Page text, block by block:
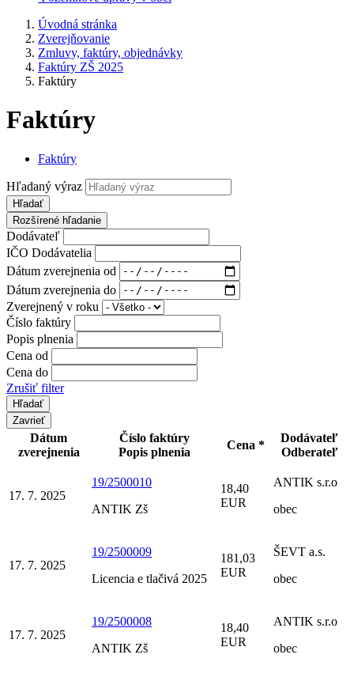
Úvodná stránka
Zverejňovanie
Zmluvy, faktúry, objednávky
Faktúry ZŠ 2025
Faktúry
Faktúry
Faktúry
Hľadaný výraz
Hľadať
Rozšírené hľadanie
Dodávateľ
IČO Dodávatelia
Dátum zverejnenia od
Dátum zverejnenia do
Zverejnený v roku
Číslo faktúry
Popis plnenia
Cena od
Cena do
Zrušiť filter
Zavrieť
Dátum
zverejnenia
Číslo faktúry
Popis plnenia
Cena *
Dodávateľ
Odberateľ
17. 7. 2025
19/2500010
ANTIK Zš
18,40
EUR
ANTIK s.r.o
obec
17. 7. 2025
19/2500009
Licencia e tlačivá 2025
181,03
EUR
ŠEVT a.s.
obec
17. 7. 2025
19/2500008
ANTIK Zš
18,40
EUR
ANTIK s.r.o
obec